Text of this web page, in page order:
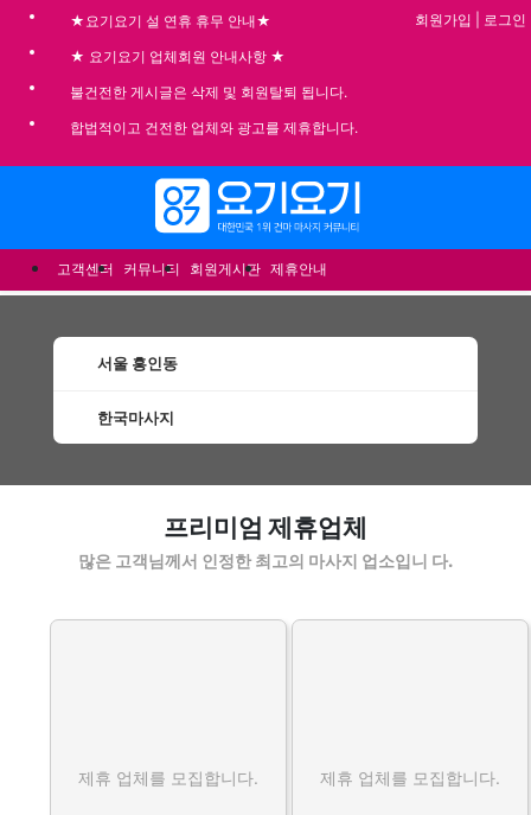
★요기요기 설 연휴 휴무 안내★
★ 요기요기 업체회원 안내사항 ★
불건전한 게시글은 삭제 및 회원탈퇴 됩니다.
합법적이고 건전한 업체와 광고를 제휴합니다.
회원가입 로그인
고객센터 커뮤니티 회원게시판 제휴안내
서울 흥인동
한국마사지
프리미엄 제휴업체
많은 고객님께서 인정한 최고의 마사지 업소입니 다.
제휴 업체를 모집합니다. 제휴 업체를 모집합니다.